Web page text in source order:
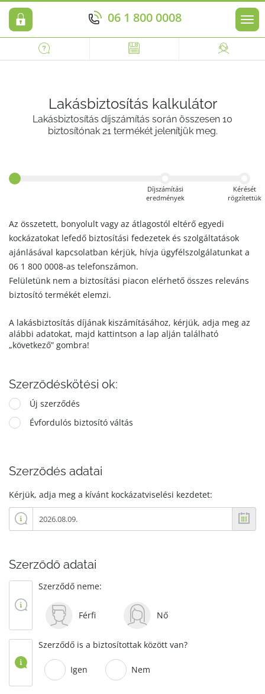
06 1 800 0008
Lakásbiztosítás kalkulátor
Lakásbiztosítás díjszámítás során összesen 10
biztosítónak 21 termékét jelenítjük meg.
Díjszámítási
eredmények
Kérését
rögzítettük
Az összetett, bonyolult vagy az átlagostól eltérő egyedi
kockázatokat lefedő biztosítási fedezetek és szolgáltatások
ajánlásával kapcsolatban kérjük, hívja ügyfélszolgálatunkat a
06 1 800 0008-as telefonszámon.
Felületünk nem a biztosítási piacon elérhető összes releváns
biztosító termékét elemzi.
A lakásbiztosítás díjának kiszámításához, kérjük, adja meg az
alábbi adatokat, majd kattintson a lap alján található
„következő” gombra!
Szerződéskötési ok:
Új szerződés
Évfordulós biztosító váltás
Szerződés adatai
Kérjük, adja meg a kívánt kockázatviselési kezdetet:
Szerződő adatai
Szerződő neme:
Férfi Nő
Szerződő is a biztosítottak között van?
Igen Nem